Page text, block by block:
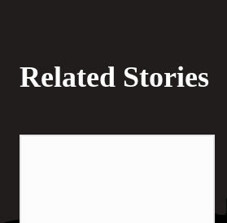
Related Stories